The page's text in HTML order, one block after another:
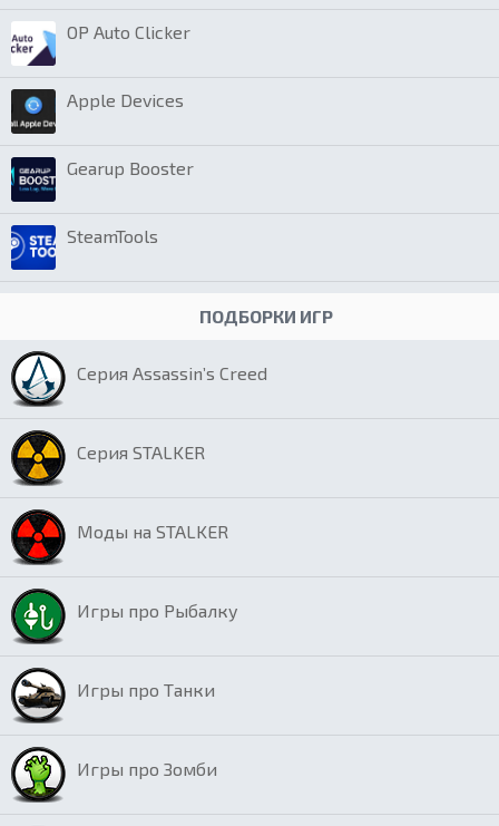
OP Auto Clicker
Apple Devices
Gearup Booster
SteamTools
ПОДБОРКИ ИГР
Серия Assassin’s Creed
Серия STALKER
Моды на STALKER
Игры про Рыбалку
Игры про Танки
Игры про Зомби